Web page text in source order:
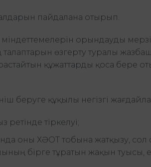
пайдалана отырып.
орындауды
талаптарын өзгерту туралы
құжаттарды қоса бере
беруге құқылы негізгі
тіркелуі;
оны ХӘОТ тобына жатқызу, сол
бірге тұратын жақын туысы,